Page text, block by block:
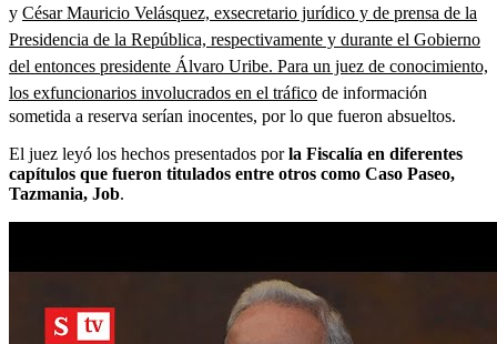
y César Mauricio Velásquez, exsecretario jurídico y de prensa de la
Presidencia de la República, respectivamente y durante el Gobierno
del entonces presidente Álvaro Uribe. Para un juez de conocimiento,
los exfuncionarios involucrados en el tráfico de información
sometida a reserva serían inocentes, por lo que fueron absueltos.
El juez leyó los hechos presentados porla Fiscalía en diferentes
capítulos que fueron titulados entre otros como Caso Paseo,
Tazmania, Job.